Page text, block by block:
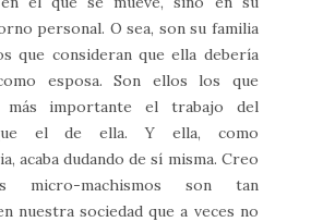
personal. O sea, son su familia
que consideran que ella debería
esposa. Son ellos los que
más importante el trabajo del
el de ella. Y ella, como
acaba dudando de sí misma. Creo
micro-machismos son tan
nuestra sociedad que a veces no